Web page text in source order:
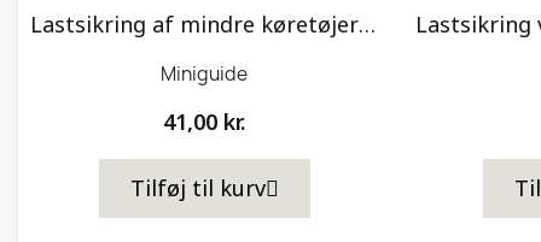
Lastsikring af mindre køretøjer – Miniguide
Miniguide
41,00 kr.
Tilføj til kurv